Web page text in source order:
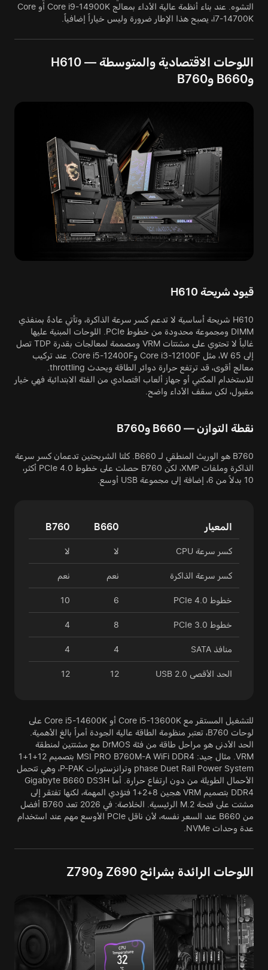
التشوه. عند بناء أنظمة عالية الأداء بمعالج Core i9-14900K أو Core
i7-14700K، يصبح هذا الإطار ضرورة وليس خياراً إضافياً.
اللوحات الاقتصادية والمتوسطة — H610
وB660 وB760
قيود شريحة H610
H610 شريحة أساسية لا تدعم كسر سرعة الذاكرة، وتأتي عادةً بمنفذي
DIMM ومجموعة محدودة من خطوط PCIe. اللوحات المبنية عليها
غالباً لا تحتوي على مشتتات VRM ومصممة لمعالجات بقدرة TDP تصل
إلى 65 W، مثل Core i3-12100F وCore i5-12400F. عند تركيب
للاستخدام المكتبي أو جهاز ألعاب اقتصادي من الفئة الابتدائية فهي خيار
مقبول، لكن سقف الأداء واضح.
نقطة التوازن — B660 وB760
B760 هو الوريث المنطقي لـ B660. كلتا الشريحتين تدعمان كسر سرعة
الذاكرة وملفات XMP، لكن B760 حصلت على خطوط PCIe 4.0 أكثر،
10 بدلاً من 6، إضافة إلى مجموعة USB أوسع.
المعيار B660
B760
كسر سرعة CPU لا لا
كسر سرعة الذاكرة نعم نعم
خطوط PCIe 4.0 6
10
خطوط PCIe 3.0 8
4
منافذ SATA 4
4
الحد الأقصى USB 2.0 12
12
للتشغيل المستقر مع Core i5-13600K أو Core i5-14600K على
لوحات B760، تعتبر منظومة الطاقة عالية الجودة أمراً بالغ الأهمية.
الحد الأدنى هو مراحل طاقة من فئة DrMOS مع مشتتين لمنطقة
VRM. مثال جيد: MSI PRO B760M-A WiFi DDR4 بتصميم 12+1+1
phase Duet Rail Power System وترانزستورات P-PAK، وهي تتحمل
الأحمال الطويلة من دون ارتفاع حرارة. أما Gigabyte B660 DS3H
DDR4 بتصميم VRM هجين 8+2+1 فتؤدي المهمة، لكنها تفتقر إلى
مشتت على فتحة M.2 الرئيسية. الخلاصة: في 2026 تعد B760 أفضل
من B660 عند السعر نفسه، لأن ناقل PCIe الأوسع مهم عند استخدام
عدة وحدات NVMe.
اللوحات الرائدة بشرائح Z690 وZ790